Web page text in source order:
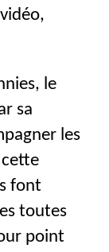
le
sa
les
font
toutes
point